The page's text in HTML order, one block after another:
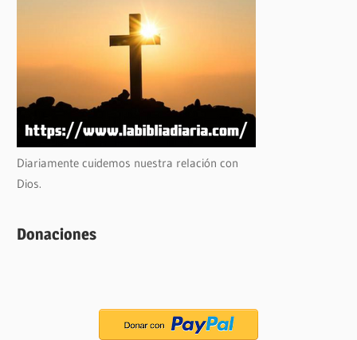
Diariamente cuidemos nuestra relación con
Dios.
Donaciones